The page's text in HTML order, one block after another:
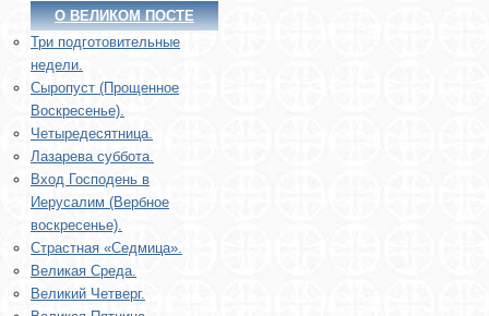
О ВЕЛИКОМ ПОСТЕ
Три подготовительные
недели.
Сыропуст (Прощенное
Воскресенье).
Четыредесятница.
Лазарева суббота.
Вход Господень в
Иерусалим (Вербное
воскресенье).
Страстная «Седмица».
Великая Среда.
Великий Четверг.